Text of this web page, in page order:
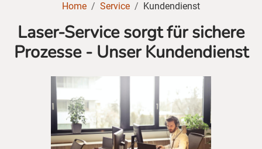
Home Service Kundendienst
Laser-Service sorgt für sichere
Prozesse - Unser Kundendienst